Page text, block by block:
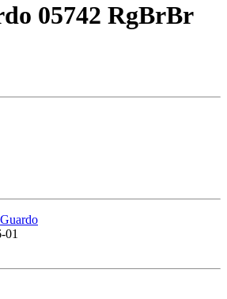
05742 RgBrBr
Guardo
01